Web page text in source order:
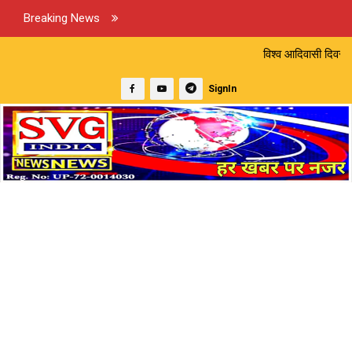
Breaking News
विश्व आदिवासी दिवस पर निकली भव्य
SignIn